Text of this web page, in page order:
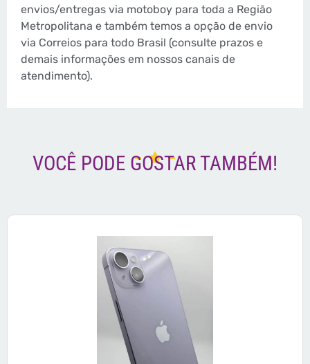
envios/entregas via motoboy para toda a Região
Metropolitana e também temos a opção de envio
via Correios para todo Brasil (consulte prazos e
demais informações em nossos canais de
atendimento).
VOCÊ PODE GOSTAR TAMBÉM!